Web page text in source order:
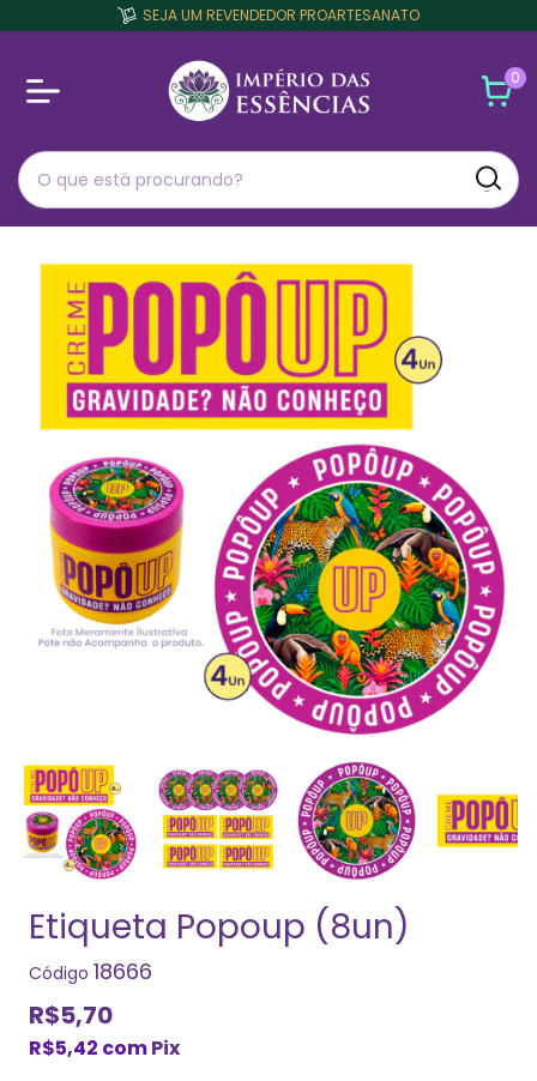
SEJA UM REVENDEDOR PROARTESANATO
0
Etiqueta Popoup (8un)
Código 18666
R$5,70
R$5,42 comPix